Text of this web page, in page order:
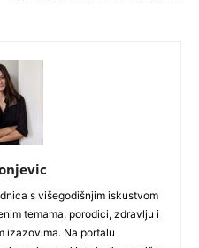
s višegodišnjim iskustvom
temama, porodici, zdravlju i
izazovima. Na portalu